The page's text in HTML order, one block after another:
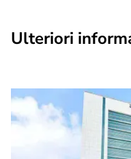
Ulteriori